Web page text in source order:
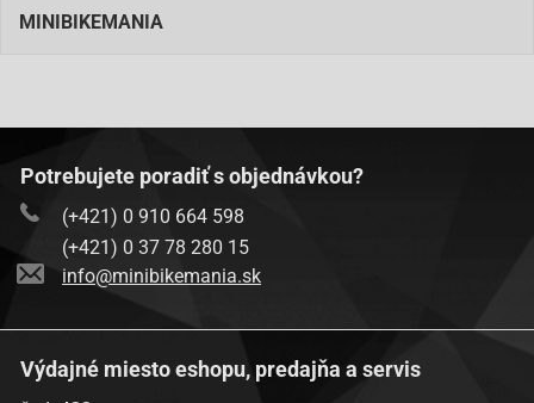
MINIBIKEMANIA
Potrebujete poradiť s objednávkou?
(+421) 0 910 664 598
(+421) 0 37 78 280 15
info@minibikemania.sk
Výdajné miesto eshopu, predajňa a servis